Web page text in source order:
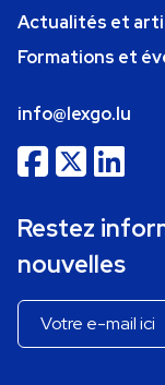
Actualités et
Formations et
info@lexgo.lu
Restez
nouvelles